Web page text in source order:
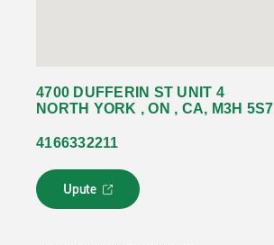
4700 DUFFERIN ST UNIT 4
NORTH YORK , ON , CA, M3H 5S7
4166332211
Upute
L
i